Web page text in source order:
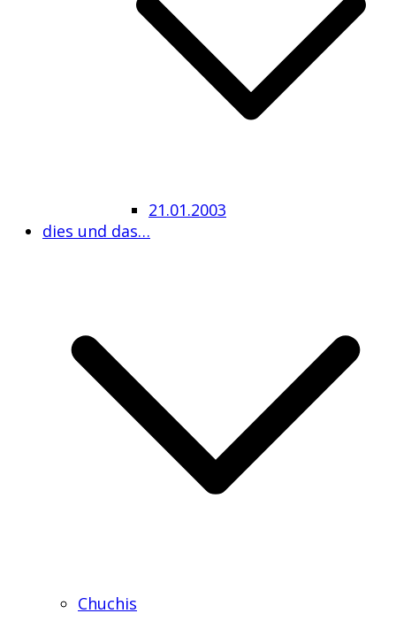
21.01.2003
dies und das…
Chuchis